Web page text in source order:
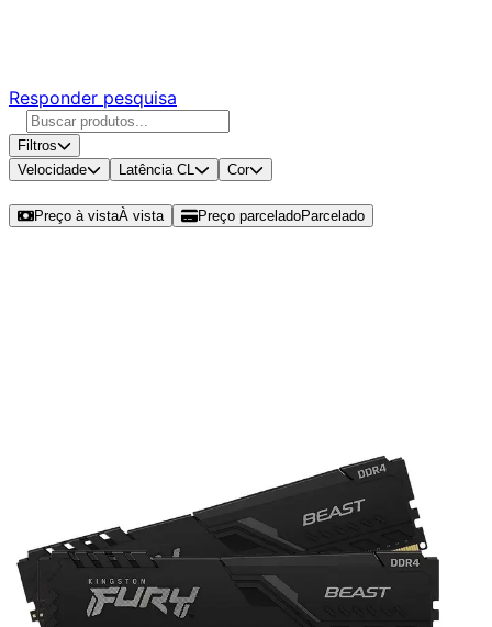
Responder pesquisa
Filtros
Velocidade
Latência CL Cor
Preço à vistaÀ vista Preço parceladoParcelado